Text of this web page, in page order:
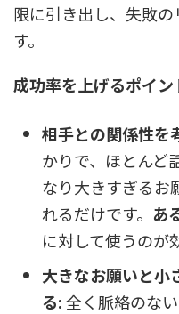
限に引き出し、失敗
す。
成功率を上げるポイン
相手との関係性を
かりで、ほとんど
なり大きすぎるお
れるだけです。 あ
に対して使うのが
大きなお願いと小
る:全く脈絡のな